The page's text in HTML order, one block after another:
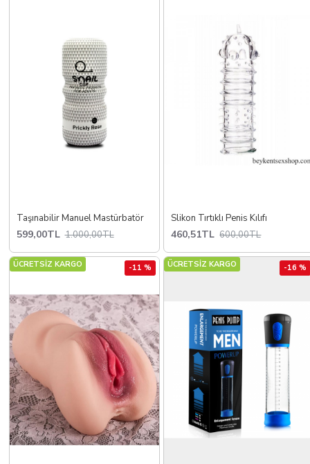
Taşınabilir Manuel Mastürbatör
599,00TL 1.000,00TL
Slikon Tırtıklı Penis Kılıfı
460,51TL 600,00TL
ÜCRETSİZ KARGO -11 % ÜCRETSİZ KARGO -16 %